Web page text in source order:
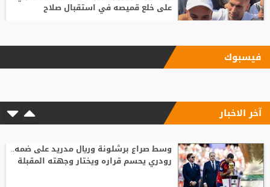
على خلع قميصه في استقبال صلاح
بعد رفض السعودية.. نادٍ فرنسي يتوصل
رودري يحسم قراره ويختار وجهته المقبلة
فيسبوك
آخر الاخبار
وسط صراع برشلونة وريال مدريد على ضمه..
رودري يحسم قراره ويختار وجهته المقبلة